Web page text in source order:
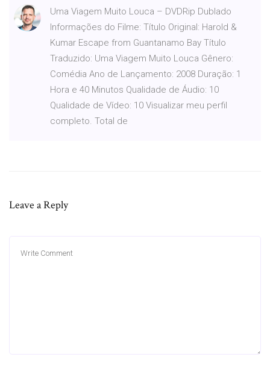
Uma Viagem Muito Louca – DVDRip Dublado
Informações do Filme: Título Original: Harold &
Kumar Escape from Guantanamo Bay Título
Traduzido: Uma Viagem Muito Louca Gênero:
Comédia Ano de Lançamento: 2008 Duração: 1
Hora e 40 Minutos Qualidade de Áudio: 10
Qualidade de Vídeo: 10 Visualizar meu perfil
completo. Total de
Leave a Reply